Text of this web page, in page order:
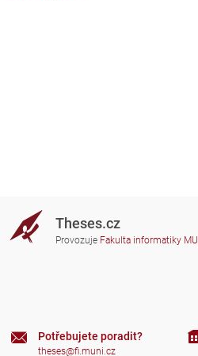
Theses.cz
Provozuje Fakulta informatiky MU
Potřebujete poradit?
theses@fi.muni.cz